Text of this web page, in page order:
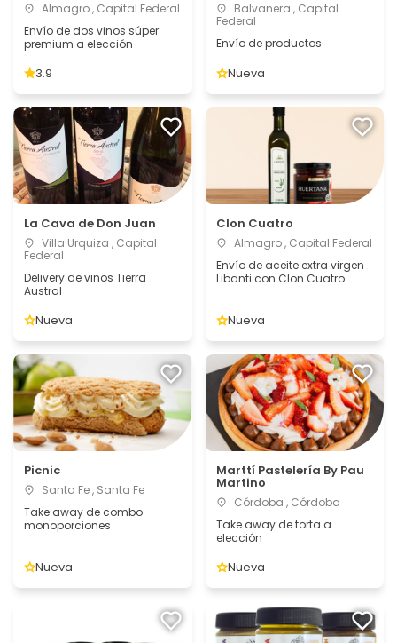
Almagro , Capital Federal
Envío de dos vinos súper
premium a elección
3.9
Balvanera , Capital
Federal
Envío de productos
Nueva
La Cava de Don Juan
Villa Urquiza , Capital
Federal
Delivery de vinos Tierra
Austral
Nueva
Clon Cuatro
Almagro , Capital Federal
Envío de aceite extra virgen
Libanti con Clon Cuatro
Nueva
Picnic
Santa Fe , Santa Fe
Take away de combo
monoporciones
Nueva
Marttí Pastelería By Pau
Martino
Córdoba , Córdoba
Take away de torta a
elección
Nueva